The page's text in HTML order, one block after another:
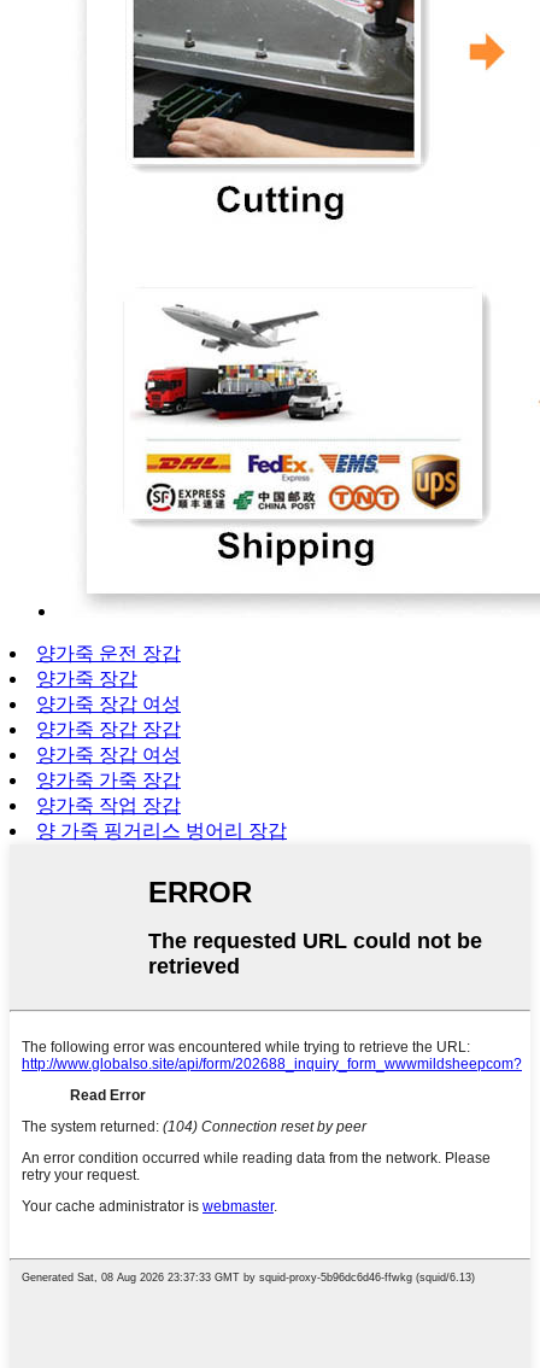
양가죽 운전 장갑
양가죽 장갑
양가죽 장갑 여성
양가죽 장갑 장갑
양가죽 장갑 여성
양가죽 가죽 장갑
양가죽 작업 장갑
양 가죽 핑거리스 벙어리 장갑